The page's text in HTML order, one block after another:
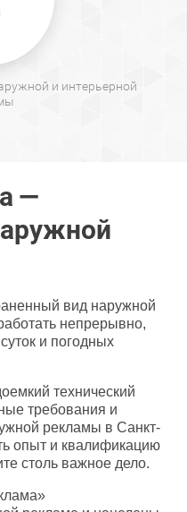
и интерьерной
—
вид наружной
непрерывно,
и погодных
технический
требования и
рекламы в Санкт-
опыт и квалификацию
столь важное дело.